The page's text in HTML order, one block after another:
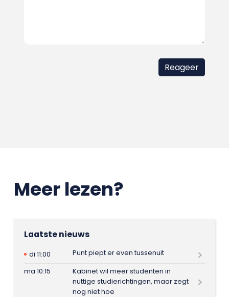
Meer lezen?
Laatste nieuws
di 11:00
Punt piept er even tussenuit
ma 10:15
Kabinet wil meer studenten in
nuttige studierichtingen, maar zegt
nog niet hoe